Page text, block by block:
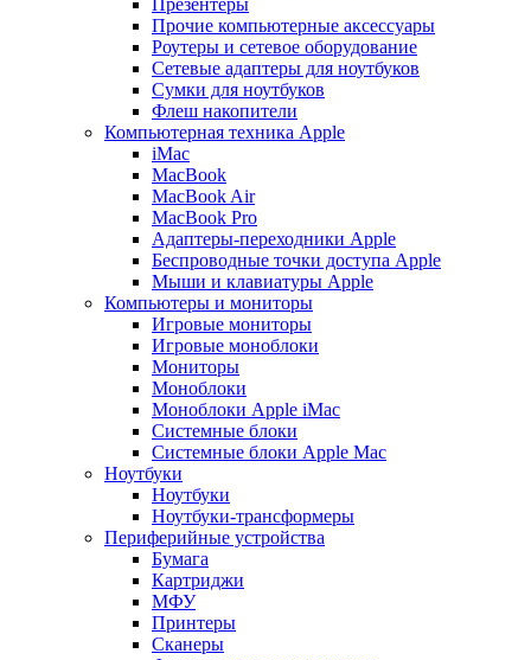
Прочие компьютерные аксессуары
Роутеры и сетевое оборудование
Сетевые адаптеры для ноутбуков
Сумки для ноутбуков
Флеш накопители
Компьютерная техника Apple
iMac
MacBook
MacBook Air
MacBook Pro
Адаптеры-переходники Apple
Беспроводные точки доступа Apple
Мыши и клавиатуры Apple
Компьютеры и мониторы
Игровые мониторы
Игровые моноблоки
Мониторы
Моноблоки
Моноблоки Apple iMac
Системные блоки
Системные блоки Apple Mac
Ноутбуки
Ноутбуки
Ноутбуки-трансформеры
Периферийные устройства
Бумага
Картриджи
МФУ
Принтеры
Сканеры